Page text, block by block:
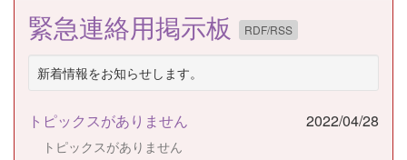
緊急連絡用掲示板 RDF/RSS
新着情報をお知らせします。
トピックスがありません 2022/04/28
トピックスがありません